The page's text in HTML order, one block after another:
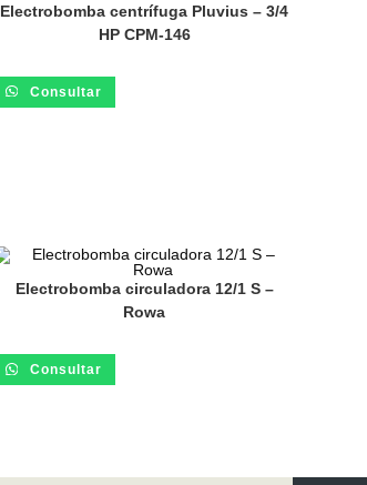
Electrobomba centrífuga Pluvius – 3/4
HP CPM-146
Consultar
Electrobomba circuladora 12/1 S –
Rowa
Consultar